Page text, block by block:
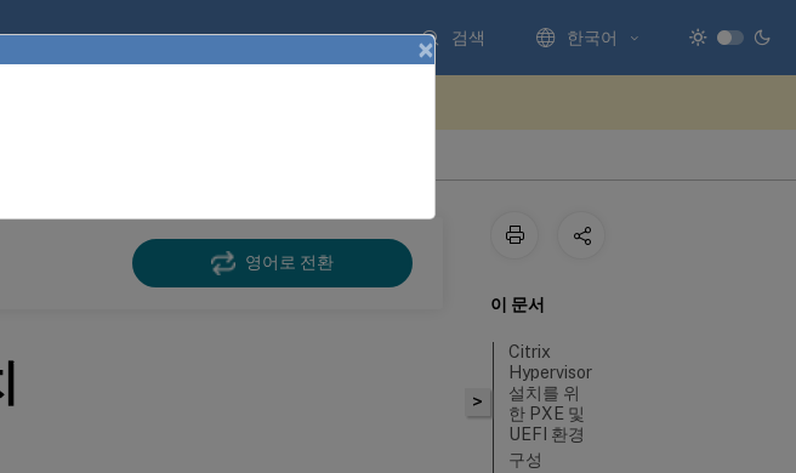
검색 한국어
영어로 전환
>
이 문서
Citrix
Hypervisor
설치를 위
한 PXE 및
UEFI 환경
구성
×